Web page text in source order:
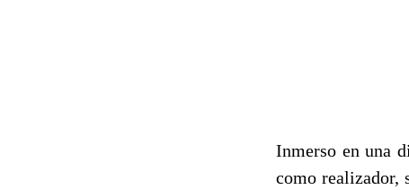
Inmerso en una
como realizador,